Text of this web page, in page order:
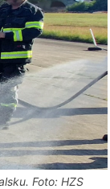
Foto: HZS